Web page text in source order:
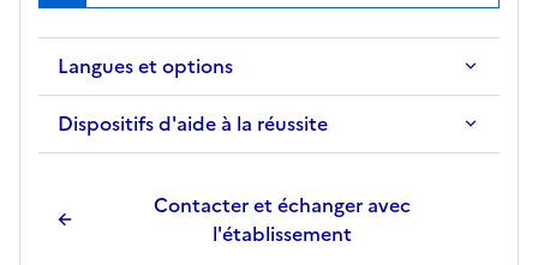
Langues et options
Dispositifs d'aide à la réussite
Contacter et échanger avec
l'établissement